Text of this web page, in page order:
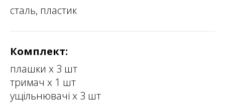
сталь, пластик
Комплект:
плашки х 3 шт
тримач х 1 шт
ущільнювачі х 3 шт